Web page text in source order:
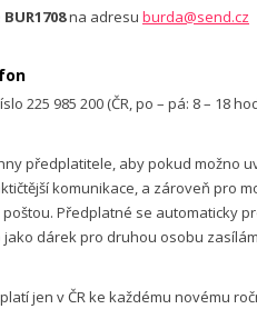
BUR1708na adresu burda@send.cz
225 985 200 (ČR, po – pá: 8 – 18
předplatitele, aby pokud možno
komunikace, a zároveň pro
Předplatné se automaticky
dárek pro druhou osobu
jen v ČR ke každému novému